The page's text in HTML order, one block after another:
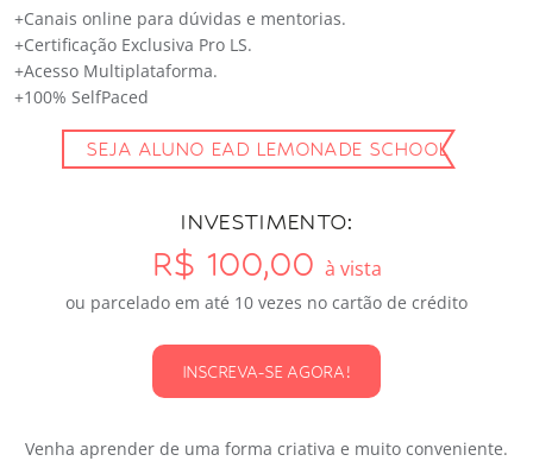
SEJA ALUNO EAD LEMONADE SCHOOL
INVESTIMENTO:
R$ 100,00 à vista
ou parcelado em até 10 vezes no cartão de crédito
INSCREVA-SE AGORA!
Venha aprender de uma forma criativa e muito conveniente.
+Canais online para dúvidas e mentorias.
+Certificação Exclusiva Pro LS.
+Acesso Multiplataforma.
+100% SelfPaced